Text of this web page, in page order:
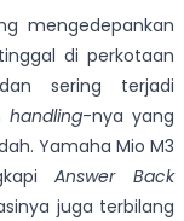
mengedepankan
di perkotaan
sering terjadi
handling-nya yang
Yamaha Mio M3
Answer Back
juga terbilang